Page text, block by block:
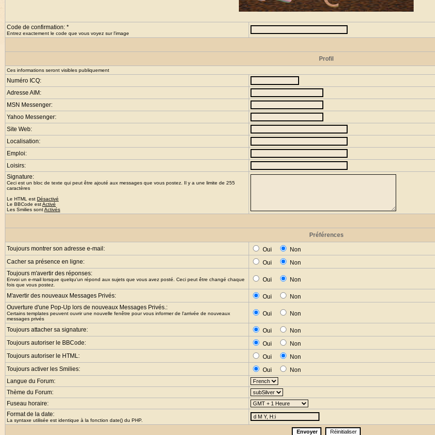
Code de confirmation: *
Entrez exactement le code que vous voyez sur l'image
Profil
Ces informations seront visibles publiquement
Numéro ICQ:
Adresse AIM:
MSN Messenger:
Yahoo Messenger:
Site Web:
Localisation:
Emploi:
Loisirs:
Signature:
Ceci est un bloc de texte qui peut être ajouté aux messages que vous postez. Il y a une limite de 255
caractères
Le HTML est Désactivé
Le BBCode estActivé
Les Smilies sontActivés
Préférences
Toujours montrer son adresse e-mail:
Oui
Non
Cacher sa présence en ligne:
Oui
Non
Toujours m'avertir des réponses:
Envoi un e-mail lorsque quelqu'un répond aux sujets que vous avez posté. Ceci peut être changé chaque
fois que vous postez.
Oui Non
M'avertir des nouveaux Messages Privés: Oui
Non
Ouverture d'une Pop-Up lors de nouveaux Messages Privés.:
Certains templates peuvent ouvrir une nouvelle fenêtre pour vous informer de l'arrivée de nouveaux
messages privés
Oui Non
Toujours attacher sa signature: Oui
Non
Toujours autoriser le BBCode:
Oui
Non
Toujours autoriser le HTML:
Oui
Non
Toujours activer les Smilies:
Oui
Non
Langue du Forum:
Thème du Forum:
Fuseau horaire:
Format de la date:
La syntaxe utilisée est identique à la fonction date() du PHP.